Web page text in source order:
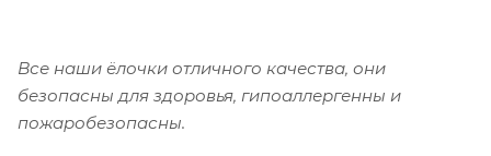
Все наши ёлочки отличного качества, они
безопасны для здоровья, гипоаллергенны и
пожаробезопасны.